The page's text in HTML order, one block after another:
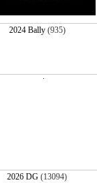
2024 Bally(935)
2026 DG (13094)